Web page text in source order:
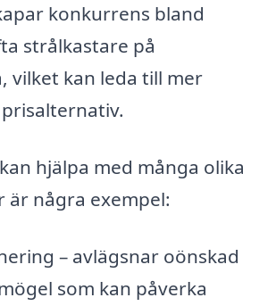
konkurrens bland
strålkastare på
vilket kan leda till mer
hjälpa med många olika
är några exempel:
– avlägsnar oönskad
som kan påverka